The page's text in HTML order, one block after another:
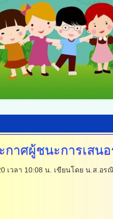
กาศผู้ชนะการเสน
เวลา 10:08 น. เขียนโดย น.ส.อร